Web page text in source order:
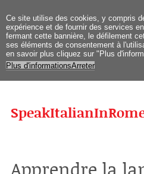
Ce site utilise des cookies, y compris
expérience et de fournir des services
fermant cette bannière, le défilement
ses éléments de consentement à
en savoir plus cliquez sur " Plus
Plus d'informationsArreter
Apprendre la